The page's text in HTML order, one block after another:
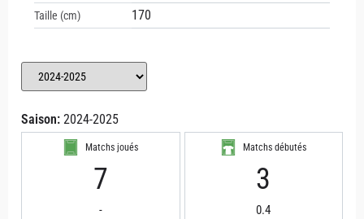
Taille (cm) 170
Saison: 2024-2025
Matchs joués
7
-
Matchs débutés
3
0.4